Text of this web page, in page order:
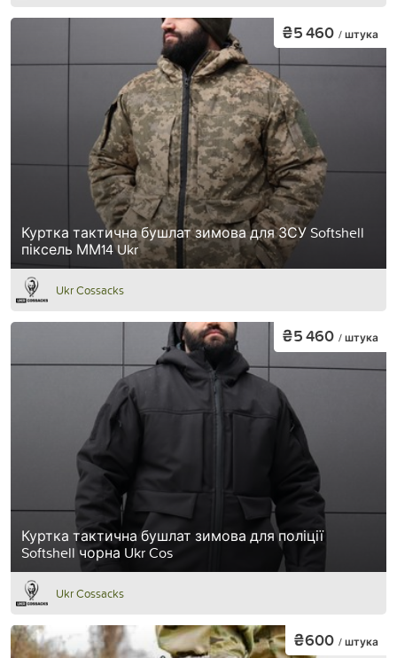
Куртка тактична бушлат зимова для ЗСУ Softshell
піксель ММ14 Ukr
₴5 460 / штука
Ukr Cossacks
Куртка тактична бушлат зимова для поліції
Softshell чорна Ukr Cos
₴5 460 / штука
Ukr Cossacks
₴600 / штука